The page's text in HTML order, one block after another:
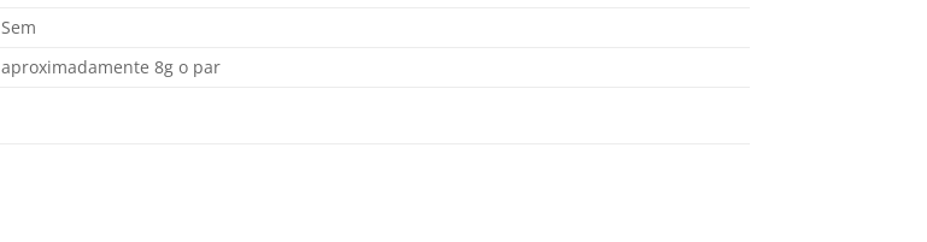
Sem
aproximadamente 8g o par